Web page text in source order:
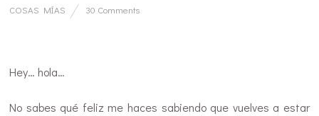
COSAS MÍAS 30 Comments
Hey… hola…
No sabes qué feliz me haces sabiendo que vuelves a estar